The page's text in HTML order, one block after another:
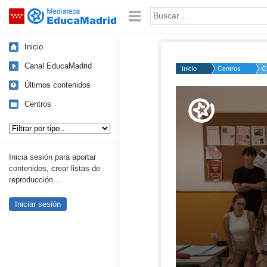
Saltar navegación Palabra o frase:
Inicio
Canal EducaMadrid
Últimos contenidos
Centros
Inicia sesión para aportar
contenidos, crear listas de
reproducción...
Iniciar sesión
Inicio Centros
50%